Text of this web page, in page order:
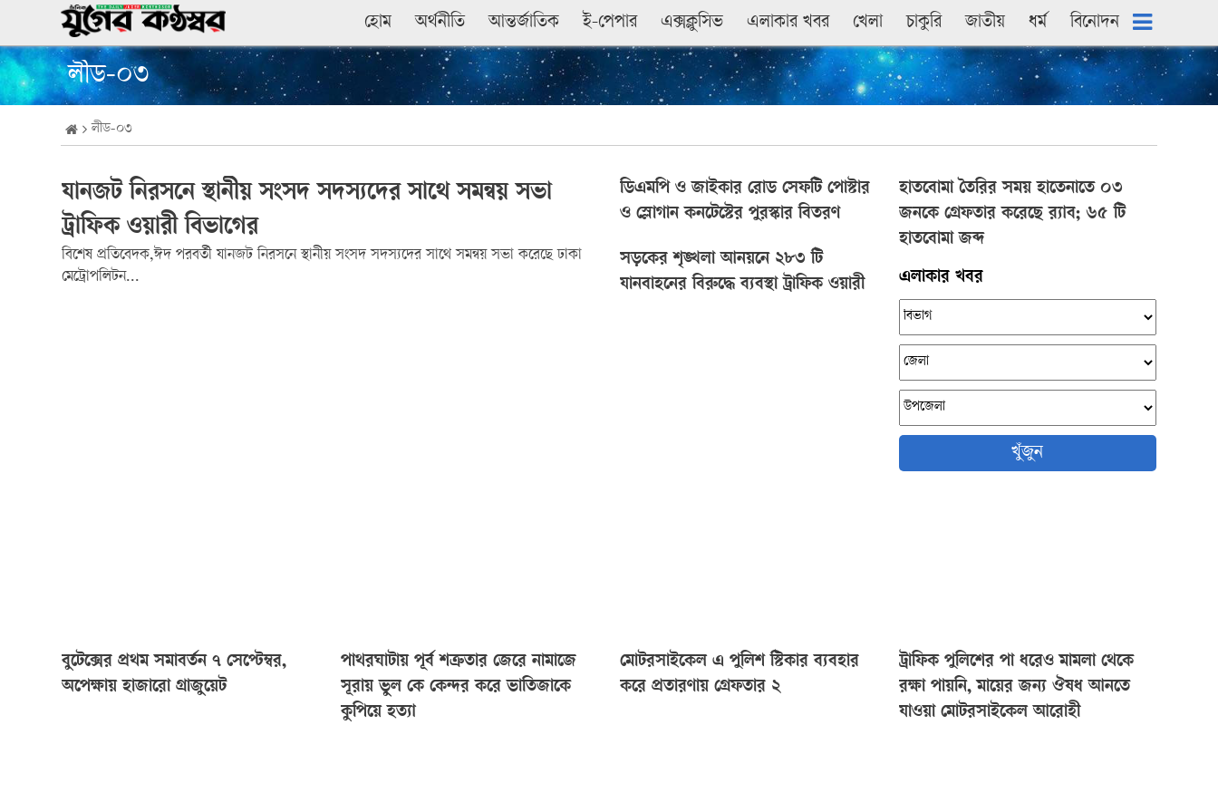
হোম অর্থনীতি আন্তর্জাতিক ই-পেপার এক্সক্লুসিভ এলাকার খবর খেলা চাকুরি জাতীয় ধৰ্ম বিনোদন
লীড-০৩
লীড-০৩
যানজট নিরসনে স্থানীয় সংসদ সদস্যদের সাথে সমন্বয় সভা
ট্রাফিক ওয়ারী বিভাগের
বিশেষ প্রতিবেদক,ঈদ পরবর্তী যানজট নিরসনে স্থানীয় সংসদ সদস্যদের সাথে সমন্বয় সভা করেছে ঢাকা
মেট্রোপলিটন...
ডিএমপি ও জাইকার রোড সেফটি পোস্টার
ও স্লোগান কনটেস্টের পুরস্কার বিতরণ
সড়কের শৃঙ্খলা আনয়নে ২৮৩ টি
যানবাহনের বিরুদ্ধে ব্যবস্থা ট্রাফিক ওয়ারী
হাতবোমা তৈরির সময় হাতেনাতে ০৩
জনকে গ্রেফতার করেছে র‌্যাব; ৬৫ টি
হাতবোমা জব্দ
এলাকার খবর
খুঁজুন
বুটেক্সের প্রথম সমাবর্তন ৭ সেপ্টেম্বর,
অপেক্ষায় হাজারো গ্রাজুয়েট
পাথরঘাটায় পূর্ব শত্রুতার জেরে নামাজে
সূরায় ভুল কে কেন্দর করে ভাতিজাকে
কুপিয়ে হত্যা
মোটরসাইকেল এ পুলিশ স্টিকার ব্যবহার
করে প্রতারণায় গ্রেফতার ২
ট্রাফিক পুলিশের পা ধরেও মামলা থেকে
রক্ষা পায়নি, মায়ের জন্য ঔষধ আনতে
যাওয়া মোটরসাইকেল আরোহী